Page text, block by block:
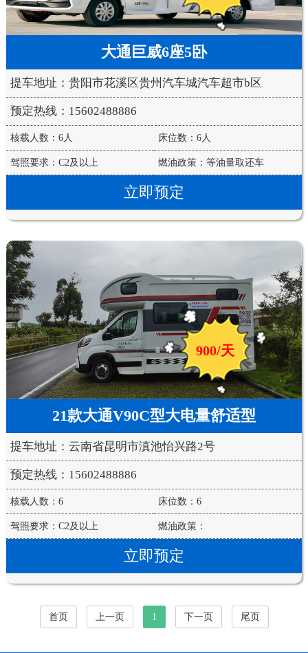
大通巨威6座5卧
提车地址：贵阳市花溪区贵州汽车城汽车超市b区
预定热线：15602488886
核载人数：6人 床位数：6人
驾照要求：C2及以上 燃油政策：等油量取还车
立即预定
900/天
21款大通V90C型大电量舒适型
提车地址：云南省昆明市滇池怡兴路2号
预定热线：15602488886
核载人数：6 床位数：6
驾照要求：C2及以上 燃油政策：
立即预定
首页 上一页 1 下一页 尾页